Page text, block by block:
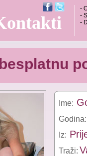
-
-
-
Ime:
Godina:
Iz:
Traži: